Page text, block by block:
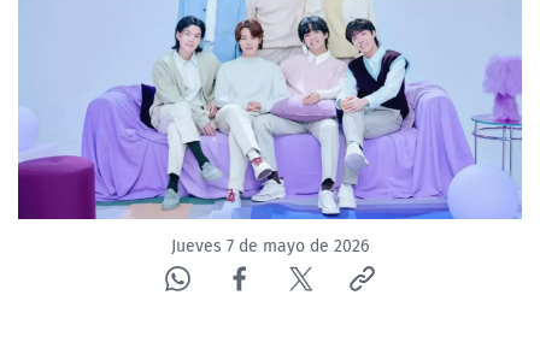
ACTUALIDAD Y TENDENCIAS
CORPORATIVO Y TRANSPARENCIA
CANAL DE DENUNCIAS
ÁREA DE PROYECTOS
Jueves 7 de mayo de 2026